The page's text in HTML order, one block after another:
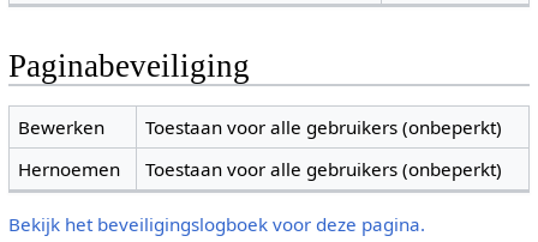
Paginabeveiliging
Bewerken
Toestaan voor alle gebruikers (onbeperkt)
Hernoemen
Toestaan voor alle gebruikers (onbeperkt)
Bekijk het beveiligingslogboek voor deze pagina.